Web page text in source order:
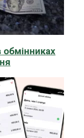
обмінниках